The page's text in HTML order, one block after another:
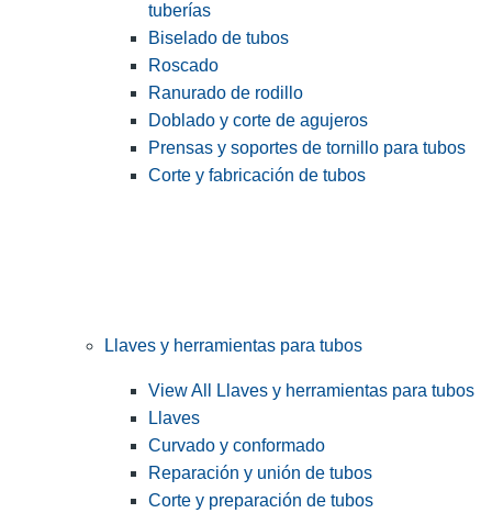
tuberías
Biselado de tubos
Roscado
Ranurado de rodillo
Doblado y corte de agujeros
Prensas y soportes de tornillo para tubos
Corte y fabricación de tubos
Llaves y herramientas para tubos
View All Llaves y herramientas para tubos
Llaves
Curvado y conformado
Reparación y unión de tubos
Corte y preparación de tubos